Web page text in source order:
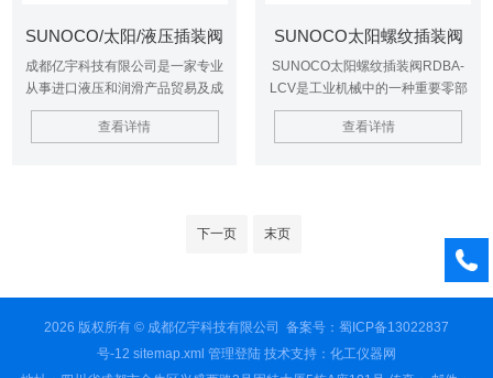
SUNOCO/太阳/液压插装阀
成都亿宇科技有限公司是一家专业
从事进口液压和润滑产品贸易及成
套系统设计制造的高科技公司。主
要从事工业液压产品的销售和售后
持着良好的业务关系 。 SUNOCO/
查看详情
SUNOCO太阳螺纹插装阀
SUNOCO太阳螺纹插装阀RDBA-
LCV是工业机械中的一种重要零部
件。作用就是控制机械设备的运转
和停止，确保机械设备的正常运
查看详情
下一页 末页
2026 版权所有 © 成都亿宇科技有限公司 备案号：蜀ICP备13022837
号-12 sitemap.xml 管理登陆技术支持： 化工仪器网